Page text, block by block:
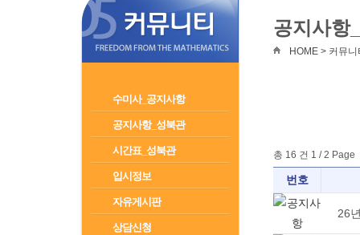
수미사_공지사항
공지사항_성북관
시간표_성북관
입시정보
자유게시판
상담신청
공지사항
HOME > 커뮤
총 16 건 1 / 2 Page
번호
26